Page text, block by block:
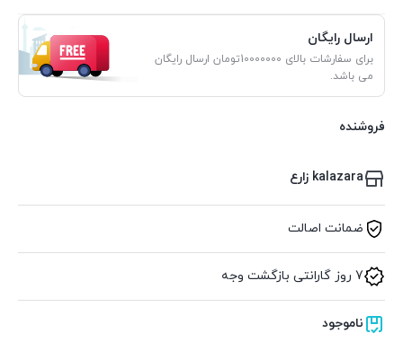
ارسال رایگان
برای سفارشات بالای 10000000تومان ارسال رایگان
می باشد.
فروشنده
kalazara زارع
ضمانت اصالت
7 روز گارانتی بازگشت وجه
ناموجود